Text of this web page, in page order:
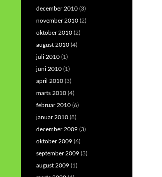
december 2010 (3)
november 2010 (2)
oktober 2010 (2)
august 2010 (4)
juli 2010 (1)
juni 2010 (1)
april 2010 (3)
marts 2010 (4)
februar 2010 (6)
januar 2010 (8)
december 2009 (3)
oktober 2009 (6)
september 2009 (3)
august 2009 (1)